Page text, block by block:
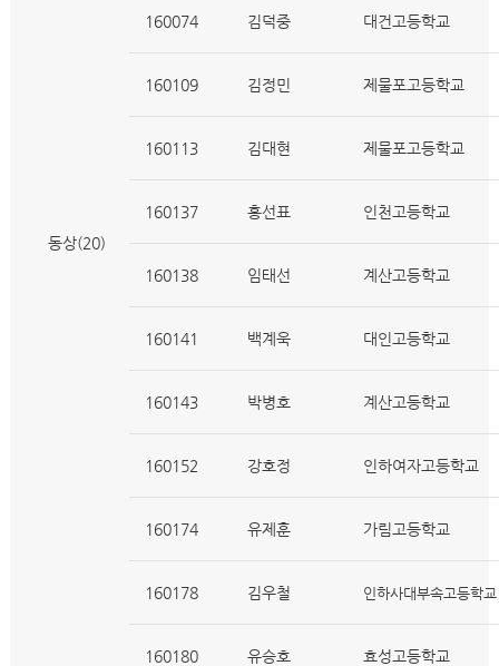
동상(20)
160074 김덕중 대건고등학교
160109 김정민 제물포고등학교
160113 김대현 제물포고등학교
160137 홍선표 인천고등학교
160138 임태선 계산고등학교
160141 백계욱 대인고등학교
160143 박병호 계산고등학교
160152 강호정 인하여자고등학교
160174 유제훈 가림고등학교
160178 김우철 인하사대부속고등학교
160180 유승호 효성고등학교